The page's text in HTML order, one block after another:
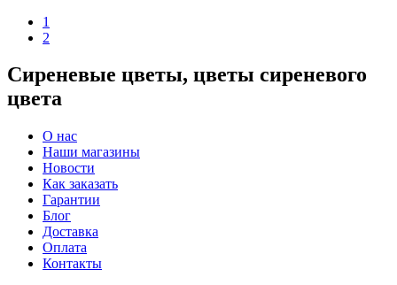
1
2
Сиреневые цветы, цветы сиреневого
цвета
О нас
Наши магазины
Новости
Как заказать
Гарантии
Блог
Доставка
Оплата
Контакты